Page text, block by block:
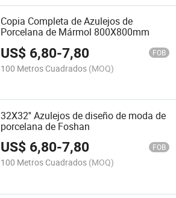
Copia Completa de Azulejos de
Porcelana de Mármol 800X800mm
US$ 6,80-7,80 FOB
100 Metros Cuadrados (MOQ)
32X32'' Azulejos de diseño de moda de
porcelana de Foshan
US$ 6,80-7,80 FOB
100 Metros Cuadrados (MOQ)